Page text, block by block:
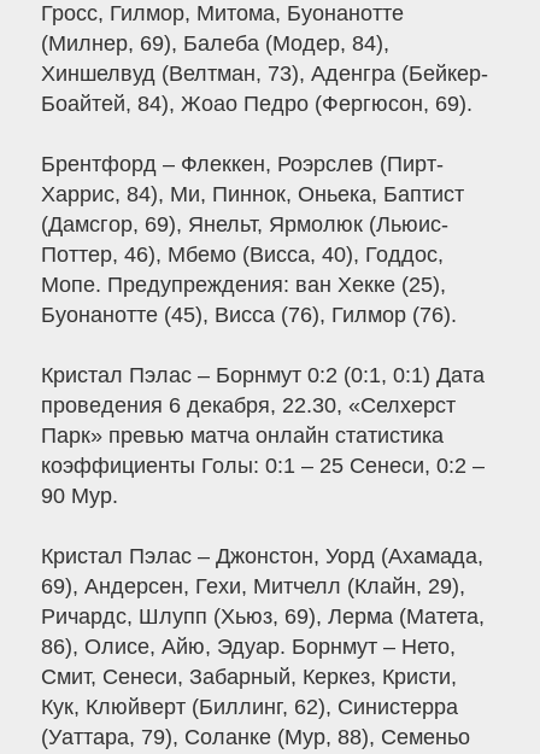
Гросс, Гилмор, Митома, Буонанотте
(Милнер, 69), Балеба (Модер, 84),
Хиншелвуд (Велтман, 73), Аденгра (Бейкер-
Боайтей, 84), Жоао Педро (Фергюсон, 69).
Брентфорд – Флеккен, Роэрслев (Пирт-
Харрис, 84), Ми, Пиннок, Оньека, Баптист
(Дамсгор, 69), Янельт, Ярмолюк (Льюис-
Поттер, 46), Мбемо (Висса, 40), Годдос,
Мопе. Предупреждения: ван Хекке (25),
Буонанотте (45), Висса (76), Гилмор (76).
Кристал Пэлас – Борнмут 0:2 (0:1, 0:1) Дата
проведения 6 декабря, 22.30, «Селхерст
Парк» превью матча онлайн статистика
коэффициенты Голы: 0:1 – 25 Сенеси, 0:2 –
90 Мур.
Кристал Пэлас – Джонстон, Уорд (Ахамада,
69), Андерсен, Гехи, Митчелл (Клайн, 29),
Ричардс, Шлупп (Хьюз, 69), Лерма (Матета,
86), Олисе, Айю, Эдуар. Борнмут – Нето,
Смит, Сенеси, Забарный, Керкез, Кристи,
Кук, Клюйверт (Биллинг, 62), Синистерра
(Уаттара, 79), Соланке (Мур, 88), Семеньо